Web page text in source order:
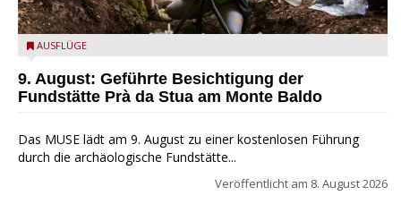
die archäologische Fundstätte Riparo Prà da Stua am Monte
AUSFLÜGE
9. August: Geführte Besichtigung der
Fundstätte Prà da Stua am Monte Baldo
Das MUSE lädt am 9. August zu einer kostenlosen Führung
durch die archäologische Fundstätte...
Veröffentlicht am 8. August 2026